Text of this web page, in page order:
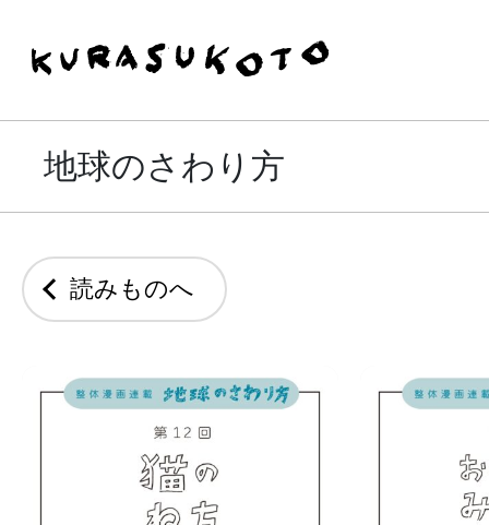
地球のさわり方
読みものへ